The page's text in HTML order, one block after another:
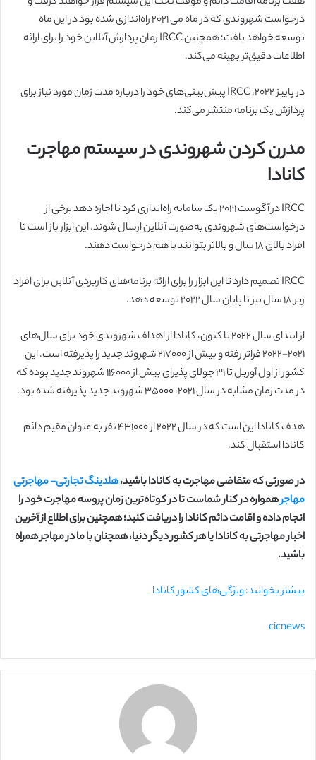
درخواست شهروندی که در ماه می 2021 راه‌اندازی شده بود در این ماه
توسعه خواهد یافت؛ همچنین IRCC زمان پردازش آنلاین خود را برای ارائه
اطلاعات دقیق‌تر بهینه می‌کند.
در پاییز 2022، IRCC پیش‌بینی‌های خود را درباره مدت زمان مورد نیاز برای
پردازش یک برنامه منتشر می‌کند.
مدرن کردن شهروندی در سیستم مهاجرت
کانادا
IRCC در آگوست 2021 یک سامانه راه‌اندازی کرد تا اجازه دهد برخی از
درخواست‌های شهروندی به‌صورت آنلاین ارسال شوند. این ابزار باز است تا
افراد بالای 18 سال و بالاتر بتوانند با هم درخواست دهند.
IRCC تصمیم دارد تا این ابزار را برای ارائه برنامه‌های کاربردی آنلاین برای افراد
زیر 18 سال نیز تا پایان سال 2022 توسعه دهد.
از ابتدای سال ۲۰۲۲ تا کنون، کانادا از اهداف شهروندی خود برای سال‌های
۲۰۲۱-۲۰۲۲ فراتر رفته و بیش از ۲۱۷۰۰۰ شهروند جدید را پذیرفته است. این
کشور از اول آوریل تا ۳۱ جولای پذیرای بیش از ۱۱۶۰۰۰ شهروند جدید بوده که
در مدت زمان مشابه در سال ۲۰۲۱، ۳۵۰۰۰ شهروند جدید پذیرفته شده بود.
هدف کانادا این است که در سال ۲۰۲۲ از ۴۳۱۰۰۰ نفر به عنوان مقیم دائم
کانادا استقبال کند.
در صورتی که متقاضی مهاجرت به کانادا باشید،هلدینگ تجارتی- مهاجرتی
مهاجرهمواره در کنار شماست تا در کوتاه‌ترین زمان پروسه مهاجرت خود را
انجام داده و اقامت دائم کانادا را دریافت کنید؛ همچنین برای اطلاع از آخرین
اخبار مهاجرتی به کانادا یا هر کشور دیگر دنیا، همچنان با ما در مهاجر همراه
باشید.
بیشتر بخوانید: ویژگی‌های کشور کانادا
cicnews